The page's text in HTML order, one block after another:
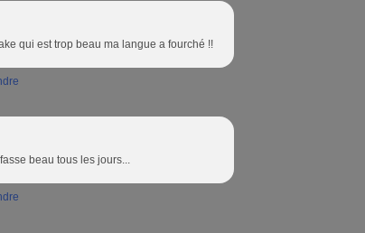
qui est trop beau ma langue a fourché !!
beau tous les jours...